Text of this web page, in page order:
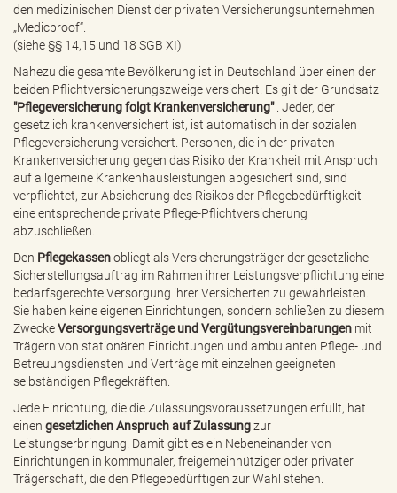
den medizinischen Dienst der privaten Versicherungsunternehmen
„Medicproof“.
(siehe §§ 14,15 und 18 SGB XI)
Nahezu die gesamte Bevölkerung ist in Deutschland über einen der
beiden Pflichtversicherungszweige versichert. Es gilt der Grundsatz
"Pflegeversicherung folgt Krankenversicherung". Jeder, der
gesetzlich krankenversichert ist, ist automatisch in der sozialen
Pflegeversicherung versichert. Personen, die in der privaten
Krankenversicherung gegen das Risiko der Krankheit mit Anspruch
auf allgemeine Krankenhausleistungen abgesichert sind, sind
verpflichtet, zur Absicherung des Risikos der Pflegebedürftigkeit
eine entsprechende private Pflege-Pflichtversicherung
abzuschließen.
Den Pflegekassenobliegt als Versicherungsträger der gesetzliche
Sicherstellungsauftrag im Rahmen ihrer Leistungsverpflichtung eine
bedarfsgerechte Versorgung ihrer Versicherten zu gewährleisten.
Sie haben keine eigenen Einrichtungen, sondern schließen zu diesem
ZweckeVersorgungsverträge und Vergütungsvereinbarungen mit
Trägern von stationären Einrichtungen und ambulanten Pflege- und
Betreuungsdiensten und Verträge mit einzelnen geeigneten
selbständigen Pflegekräften.
Jede Einrichtung, die die Zulassungsvoraussetzungen erfüllt, hat
einen gesetzlichen Anspruch auf Zulassungzur
Leistungserbringung. Damit gibt es ein Nebeneinander von
Einrichtungen in kommunaler, freigemeinnütziger oder privater
Trägerschaft, die den Pflegebedürftigen zur Wahl stehen.